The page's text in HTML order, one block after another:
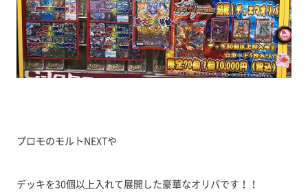
プロモのモルトNEXTや
デッキを30個以上入れて展開した豪華なオリパです！！